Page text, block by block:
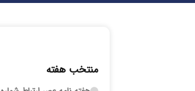
منتخب هفته